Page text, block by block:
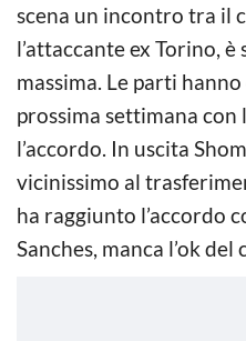
scena un incontro tra il
l’attaccante ex Torino,
massima. Le parti
prossima settimana
l’accordo. In uscita
vicinissimo al
ha raggiunto l’accordo
Sanches, manca l’ok